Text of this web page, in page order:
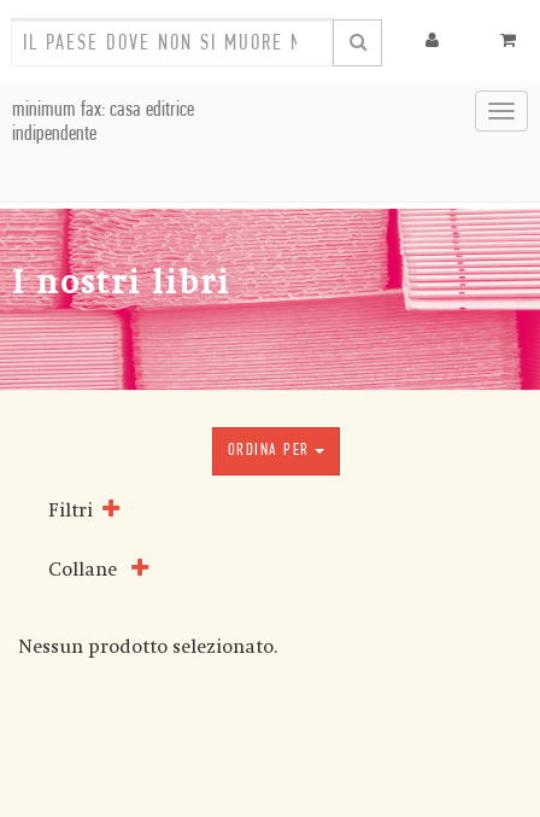
minimum fax: casa editrice
indipendente
I nostri libri
ORDINA PER
Filtri
Collane
Nessun prodotto selezionato.